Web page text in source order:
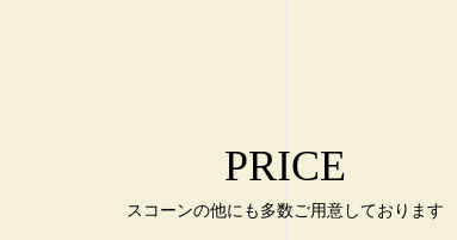
PRICE
スコーンの他にも多数ご用意しております